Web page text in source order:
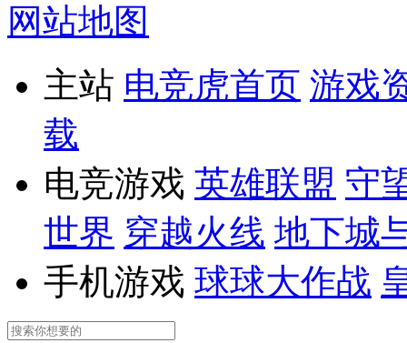
网站地图
主站 电竞虎首页 游戏
载
电竞游戏 英雄联盟 守
世界 穿越火线 地下城
手机游戏 球球大作战